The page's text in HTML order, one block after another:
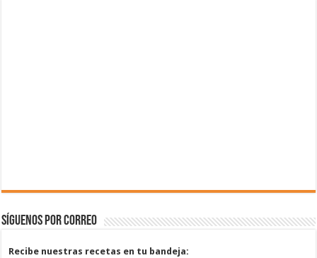
Síguenos por correo
Recibe nuestras recetas en tu bandeja: